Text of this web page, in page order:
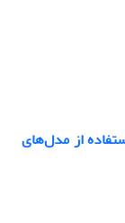
از مدل‌های